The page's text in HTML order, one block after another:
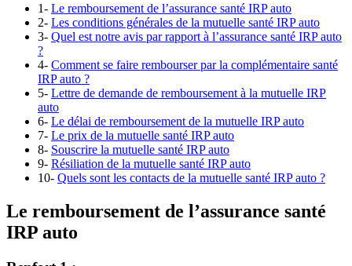
1- Le remboursement de l’assurance santé IRP auto
2- Les conditions générales de la mutuelle santé IRP auto
3- Quel est notre avis par rapport à l’assurance santé IRP auto
?
4- Comment se faire rembourser par la complémentaire santé
IRP auto ?
5- Lettre de demande de remboursement à la mutuelle IRP
auto
6- Le délai de remboursement de la mutuelle IRP auto
7- Le prix de la mutuelle santé IRP auto
8- Souscrire la mutuelle santé IRP auto
9- Résiliation de la mutuelle santé IRP auto
10- Quels sont les contacts de la mutuelle santé IRP auto ?
Le remboursement de l’assurance santé
IRP auto